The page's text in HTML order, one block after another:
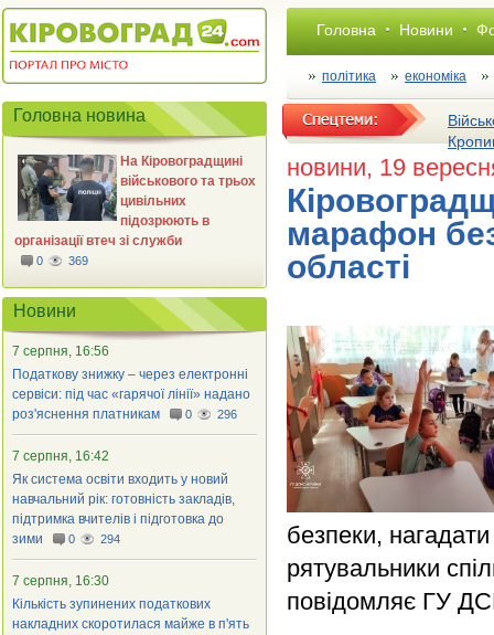
Головна Новини
політика економіка
новини, 19
марафон
області
безпеки,
рятувальники
повідомляє ГУ
Головна новина
На Кіровоградщині
військового та трьох
цивільних
підозрюють в
організації втеч зі служби
0 369
Новини
7 серпня, 16:56
Податкову знижку – через електронні
сервіси: під час «гарячої лінії» надано
роз'яснення платникам
0 296
7 серпня, 16:42
Як система освіти входить у новий
навчальний рік: готовність закладів,
підтримка вчителів і підготовка до
зими
0 294
7 серпня, 16:30
Кількість зупинених податкових
накладних скоротилася майже в п'ять